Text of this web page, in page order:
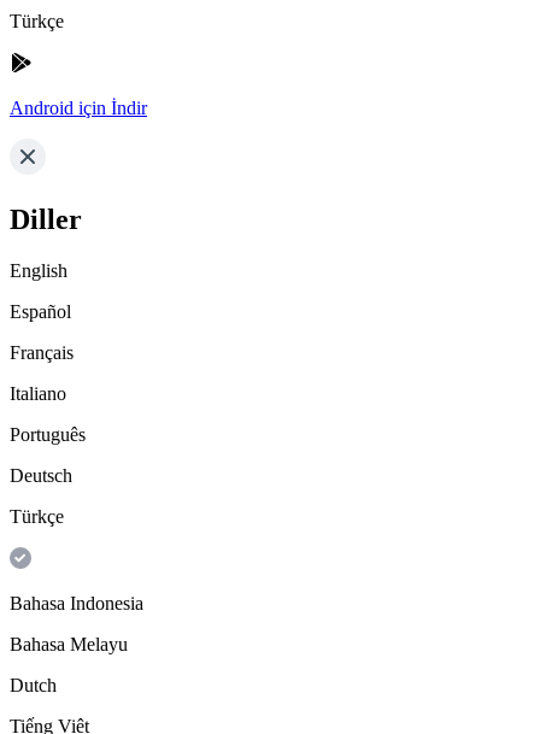
Türkçe
Android için İndir
Diller
English
Español
Français
Italiano
Português
Deutsch
Türkçe
Bahasa Indonesia
Bahasa Melayu
Dutch
Tiếng Việt